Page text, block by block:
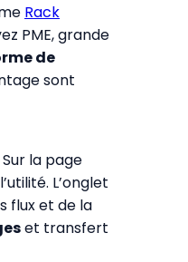
Rack
PME, grande
de
sont
la page
L’onglet
flux et de la
et transfert